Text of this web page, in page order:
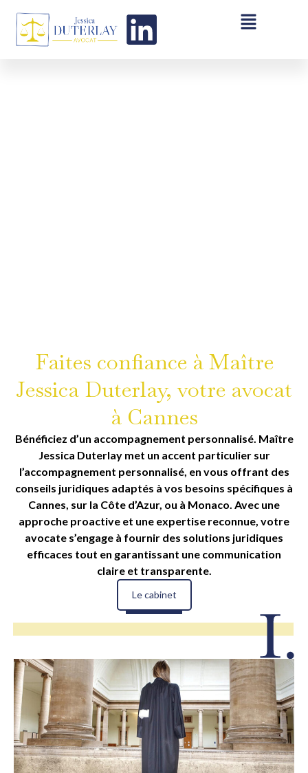
Faites confiance à Maître
Jessica Duterlay, votre avocat
à Cannes
Bénéficiez d’un accompagnement personnalisé. Maître
Jessica Duterlay met un accent particulier sur
l’accompagnement personnalisé, en vous offrant des
conseils juridiques adaptés à vos besoins spécifiques à
Cannes, sur la Côte d’Azur, ou à Monaco. Avec une
approche proactive et une expertise reconnue, votre
avocate s’engage à fournir des solutions juridiques
efficaces tout en garantissant une communication
claire et transparente.
Le cabinet